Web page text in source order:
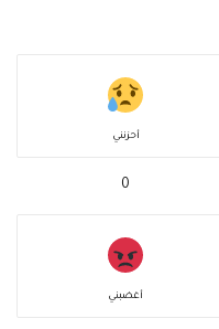
أحزنني
0
أغضبني